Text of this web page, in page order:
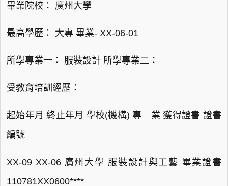
畢業院校： 廣州大學
最高學歷： 大專 畢業- XX-06-01
所學專業一： 服裝設計 所學專業二：
受教育培訓經歷：
起始年月 終止年月 學校(機構) 專 業 獲得證書 證書
編號
XX-09 XX-06 廣州大學 服裝設計與工藝 畢業證書
110781XX0600****